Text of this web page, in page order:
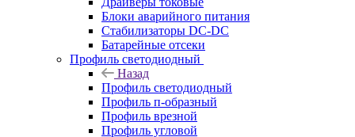
Блоки аварийного питания
Стабилизаторы DC-DC
Батарейные отсеки
Профиль светодиодный
Назад
Профиль светодиодный
Профиль п-образный
Профиль врезной
Профиль угловой